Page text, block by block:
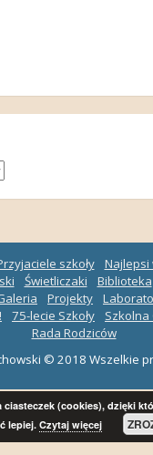
szkoły
Najlepsi
Świetliczaki Biblioteka
Projekty
75-lecie Szkoły
Szkolna
Rada Rodziców
© 2018 Wszelkie
ciasteczek (cookies), dzięki
lepiej.Czytaj więcej